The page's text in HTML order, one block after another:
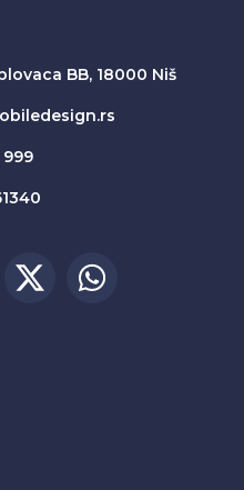
BB, 18000 Niš
999